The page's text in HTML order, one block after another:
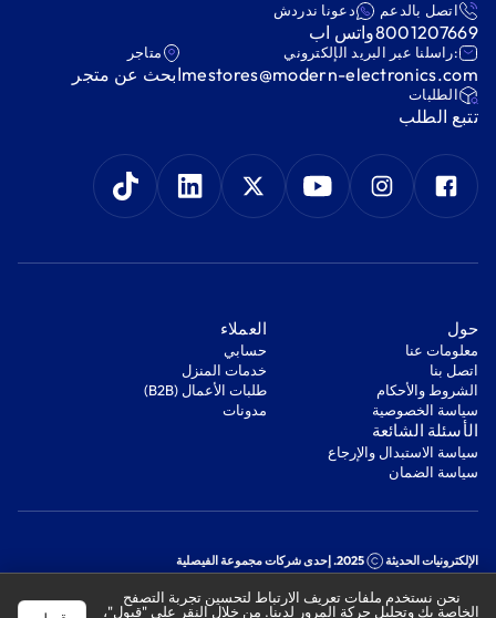
اتصل بالدعم
8001207669
دعونا ندردش
واتس اب
:راسلنا عبر البريد الإلكتروني
mestores@modern-electronics.com
متاجر
ابحث عن متجر
‫الطلبات‬
‫تتبع الطلب‬
‫حول‬
معلومات عنا
اتصل بنا
‫الشروط والأحكام‬
‫سياسة الخصوصية‬
‫العملاء‬
‫حسابي‬
‫خدمات المنزل‬
‫طلبات الأعمال (B2B)‬
مدونات
‫الأسئلة الشائعة‬
‫سياسة الاستبدال والإرجاع‬
‫سياسة الضمان‬
الإلكترونيات الحديثة 2025. إحدى شركات مجموعة الفيصلية
الرقم الضريبي: 301244989910003
نحن نستخدم ملفات تعريف الارتباط لتحسين تجربة التصفح
الخاصة بك وتحليل حركة المرور لدينا. من خلال النقر على "قبول"،